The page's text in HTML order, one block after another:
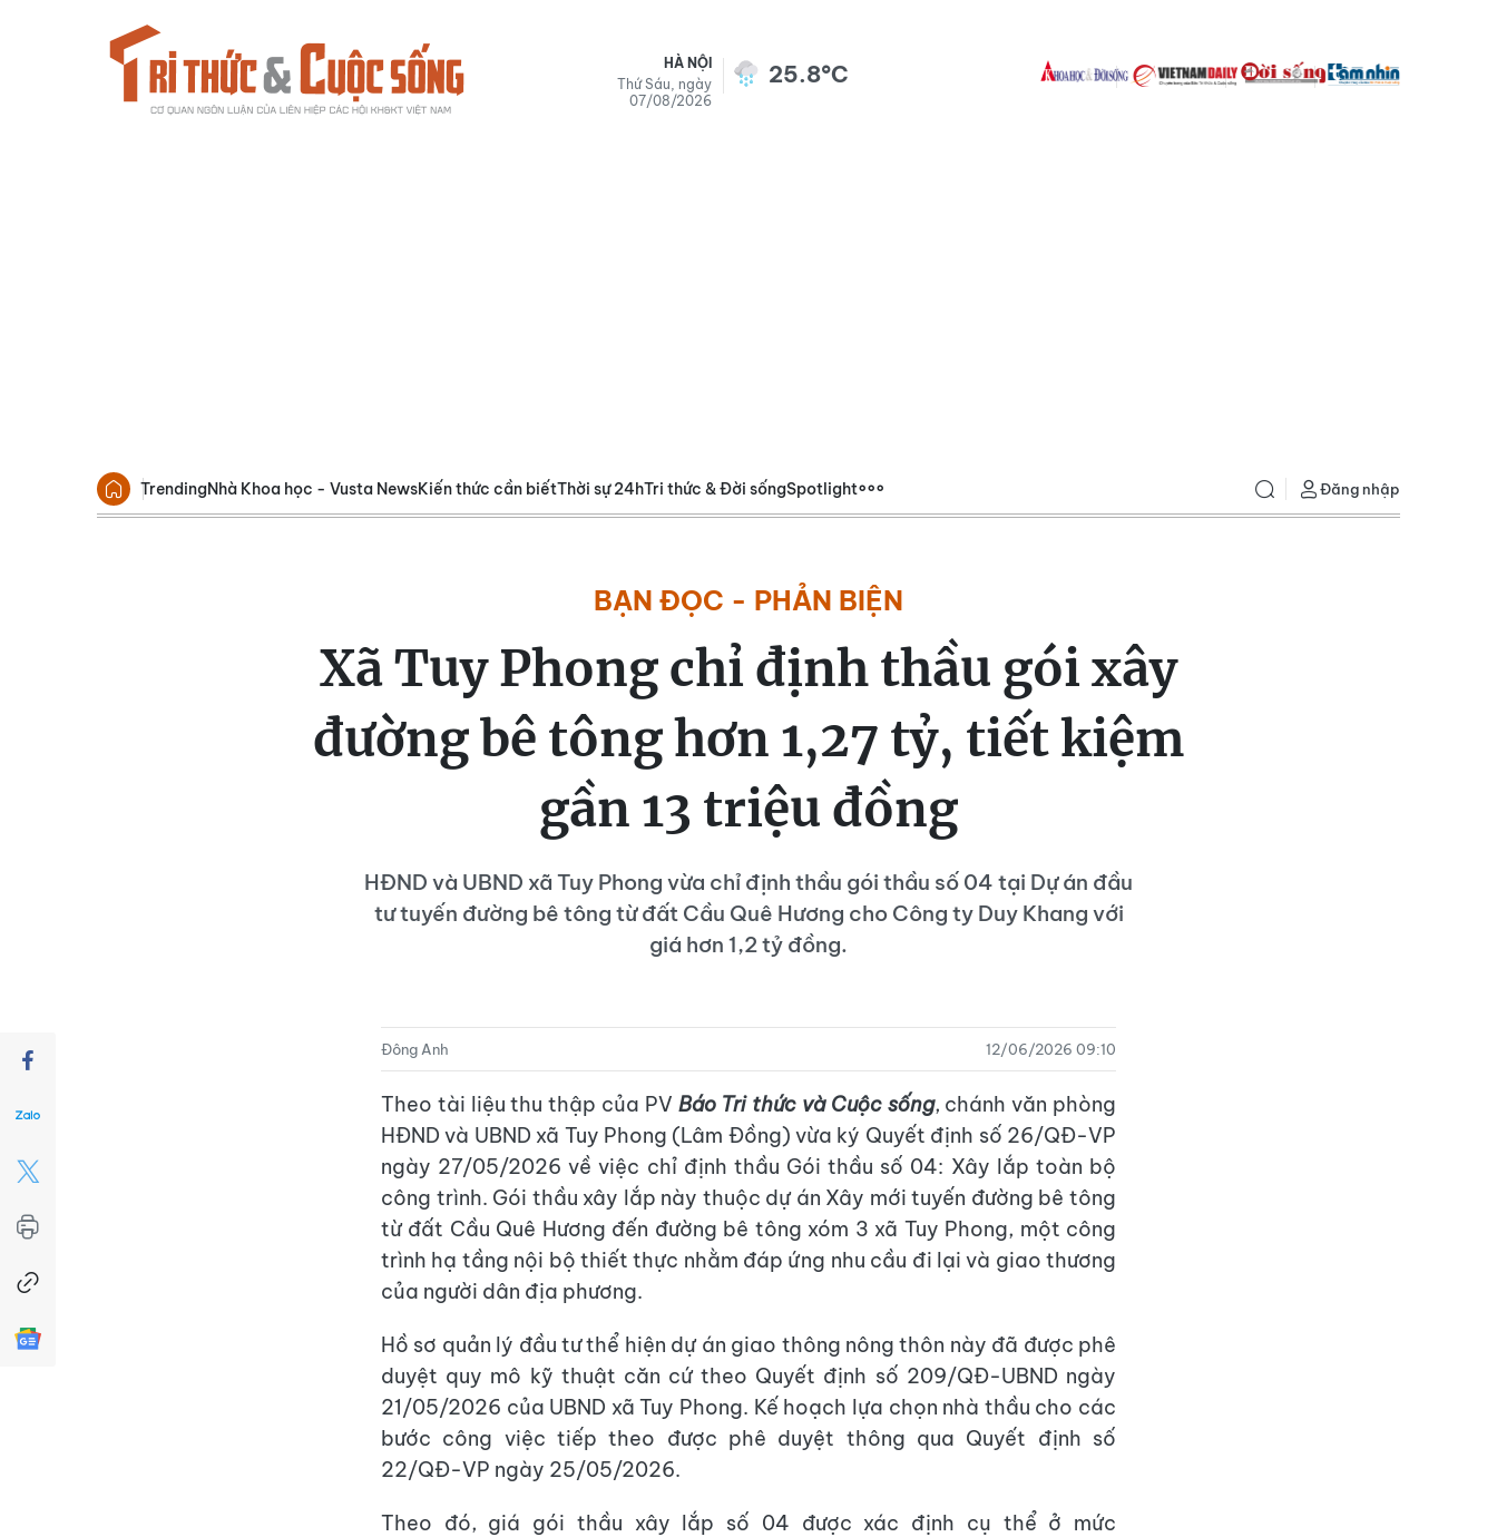
HÀ NỘI
Thứ Sáu, ngày
07/08/2026
25.8°C
TrendingNhà Khoa học - Vusta NewsKiến thức cần biếtThời sự 24hTri thức & Đời sốngSpotlight Đăng nhập
BẠN ĐỌC - PHẢN BIỆN
Xã Tuy Phong chỉ định thầu gói xây
đường bê tông hơn 1,27 tỷ, tiết kiệm
gần 13 triệu đồng
HĐND và UBND xã Tuy Phong vừa chỉ định thầu gói thầu số 04 tại Dự án đầu
tư tuyến đường bê tông từ đất Cầu Quê Hương cho Công ty Duy Khang với
giá hơn 1,2 tỷ đồng.
Đông Anh 12/06/2026 09:10
Theo tài liệu thu thập của PV Báo Tri thức và Cuộc sống, chánh văn phòng
HĐND và UBND xã Tuy Phong (Lâm Đồng) vừa ký Quyết định số 26/QĐ-VP
ngày 27/05/2026 về việc chỉ định thầu Gói thầu số 04: Xây lắp toàn bộ
công trình. Gói thầu xây lắp này thuộc dự án Xây mới tuyến đường bê tông
từ đất Cầu Quê Hương đến đường bê tông xóm 3 xã Tuy Phong, một công
trình hạ tầng nội bộ thiết thực nhằm đáp ứng nhu cầu đi lại và giao thương
của người dân địa phương.
Hồ sơ quản lý đầu tư thể hiện dự án giao thông nông thôn này đã được phê
duyệt quy mô kỹ thuật căn cứ theo Quyết định số 209/QĐ-UBND ngày
21/05/2026 của UBND xã Tuy Phong. Kế hoạch lựa chọn nhà thầu cho các
bước công việc tiếp theo được phê duyệt thông qua Quyết định số
22/QĐ-VP ngày 25/05/2026.
Theo đó, giá gói thầu xây lắp số 04 được xác định cụ thể ở mức